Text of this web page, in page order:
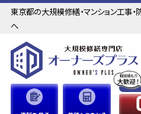
東京都の大規模修繕・マンション工事
へ